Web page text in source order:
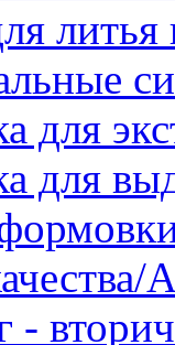
литья
для
для